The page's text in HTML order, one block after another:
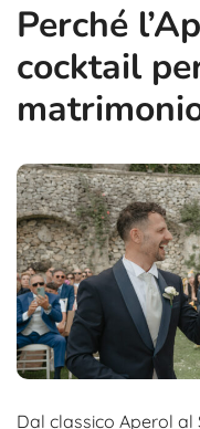
Perché
cocktail
Dal classico Aperol al